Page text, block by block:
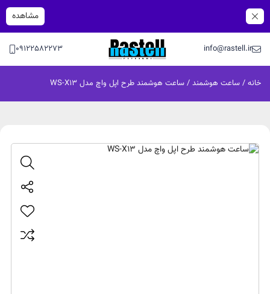
مشاهده
info@rastell.ir
09122582273
خانه / ساعت هوشمند / ساعت هوشمند طرح اپل واچ مدل WS-X13